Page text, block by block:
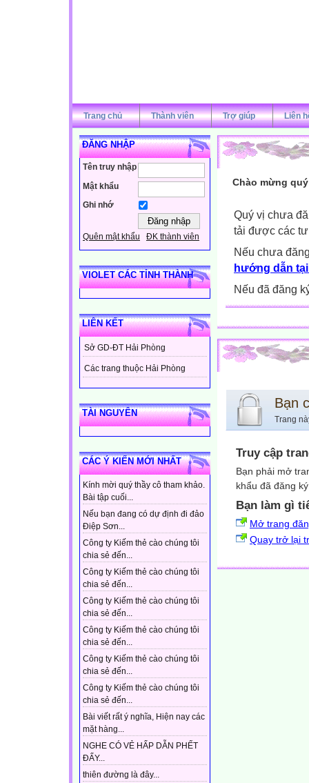
Trang chủ Thành viên Trợ giúp Liên
ĐĂNG NHẬP
Tên truy nhập
Mật khẩu
Ghi nhớ
Quên mật khẩu ĐK thành viên
VIOLET CÁC TỈNH THÀNH
LIÊN KẾT
Sở GD-ĐT Hải Phòng
Các trang thuộc Hải Phòng
TÀI NGUYÊN
CÁC Ý KIẾN MỚI NHẤT
Kính mời quý thầy cô tham khảo.
Bài tập cuối...
Nếu bạn đang có dự định đi đảo
Điệp Sơn...
Công ty Kiếm thẻ cào chúng tôi
chia sẻ đến...
Công ty Kiếm thẻ cào chúng tôi
chia sẻ đến...
Công ty Kiếm thẻ cào chúng tôi
chia sẻ đến...
Công ty Kiếm thẻ cào chúng tôi
chia sẻ đến...
Công ty Kiếm thẻ cào chúng tôi
chia sẻ đến...
Công ty Kiếm thẻ cào chúng tôi
chia sẻ đến...
Bài viết rất ý nghĩa, Hiện nay các
mặt hàng...
NGHE CÓ VẺ HẤP DẪN PHẾT
ĐẤY...
thiên đường là đây...
Chào mừng
Quý vị chưa
tải được các
Nếu chưa
hướng dẫn
Nếu đã đăng
Bạn
Trang
Truy cập
Bạn phải mở
khẩu đã đăng
Bạn làm gì
Mở trang
Quay trở lại